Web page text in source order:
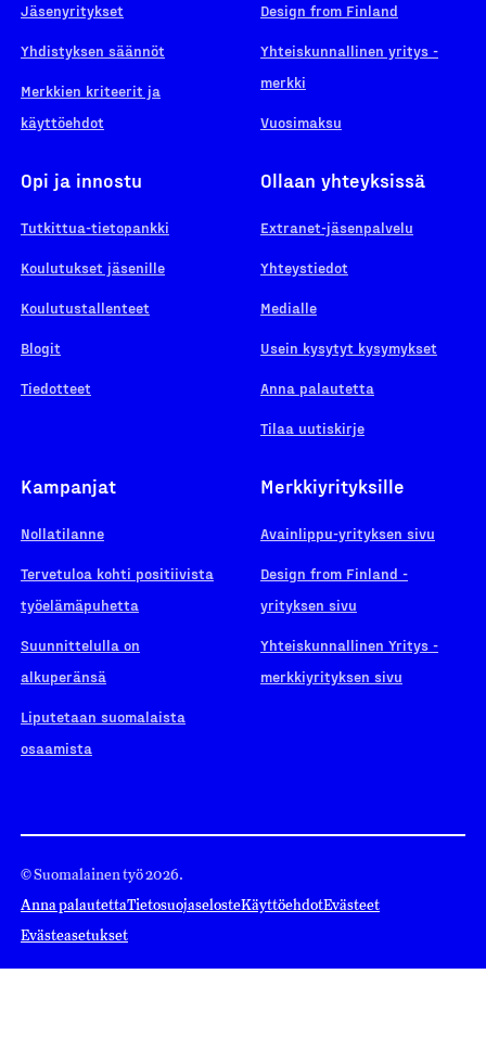
Jäsenyritykset
Yhdistyksen säännöt
Merkkien kriteerit ja
käyttöehdot
Design from Finland
Yhteiskunnallinen yritys -
merkki
Vuosimaksu
Opi ja innostu
Tutkittua-tietopankki
Koulutukset jäsenille
Koulutustallenteet
Blogit
Tiedotteet
Ollaan yhteyksissä
Extranet-jäsenpalvelu
Yhteystiedot
Medialle
Usein kysytyt kysymykset
Anna palautetta
Tilaa uutiskirje
Kampanjat
Nollatilanne
Tervetuloa kohti positiivista
työelämäpuhetta
Suunnittelulla on
alkuperänsä
Liputetaan suomalaista
osaamista
Merkkiyrityksille
Avainlippu-yrityksen sivu
Design from Finland -
yrityksen sivu
Yhteiskunnallinen Yritys -
merkkiyrityksen sivu
© Suomalainen työ 2026.
Anna palautettaTietosuojaselosteKäyttöehdotEvästeet
Evästeasetukset